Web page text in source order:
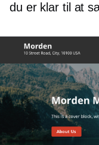
du er klar til at